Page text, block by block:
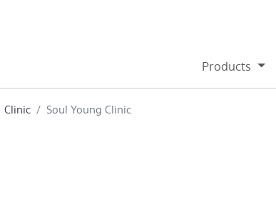
Products
Clinic Soul Young Clinic